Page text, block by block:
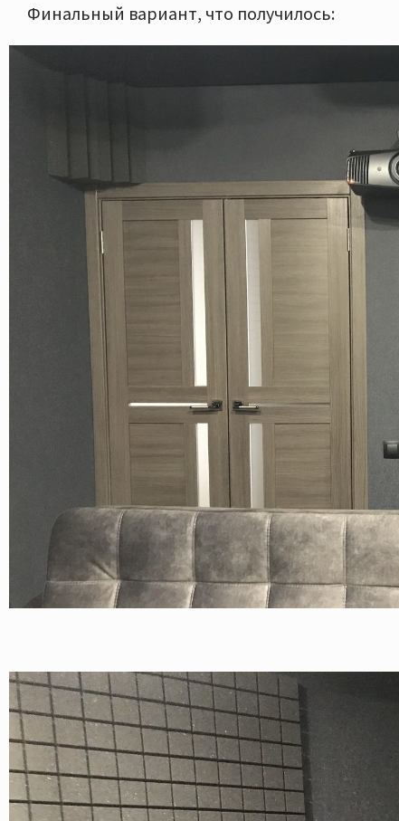
Финальный вариант, что получилось: